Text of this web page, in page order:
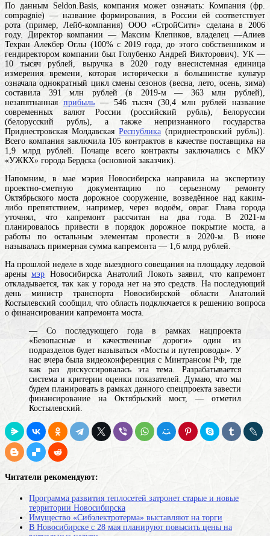
По данным Seldon.Basis, компания может означать: Компания (фр.
compagnie) — название формирования, в России ей соответствует
рота (пример, Лейб-компания) ООО «СтройСити» сделана в 2006
году. Директор компании — Максим Клепиков, владелец —Алиев
Техран Алекбер Оглы (100% с 2019 года, до этого собственником и
гендиректором компании был Голубенко Андрей Викторович). УК —
10 тысяч рублей, выручка в 2020 годувнесистемная единица
измерения времени, которая исторически в большинстве культур
означала однократный цикл смены сезонов (весна, лето, осень, зима)
составила 391 млн рублей (в 2019-м — 363 млн рублей),
незапятнанная прибыль — 546 тысяч (30,4 млн рублей название
современных валют России (российский рубль), Белоруссии
(белорусский рубль), а также непризнанного государства
Приднестровская Молдавская Республика (приднестровский рубль)).
Всего компания заключила 105 контрактов в качестве поставщика на
1,9 млрд рублей. Почаще всего контракты заключались c МКУ
«УЖКХ» города Бердска (основной заказчик).
Напомним, в мае мэрия Новосибирска направила на экспертизу
проектно-сметную документацию по серьезному ремонту
Октябрьскогомоста дорожное сооружение, возведённое над каким-
либо препятствием, например, через водоём, овраг. Глава города
уточнял, что капремонт рассчитан на два года. В 2021-м
планировалось привести в порядок дорожное покрытие моста, а
работы по остальным элементам провести в 2020-м. В июне
называлась примерная сумма капремонта — 1,6 млрд рублей.
На прошлой неделе в ходе выездного совещания на площадку ледовой
аренымэр Новосибирска Анатолий Локоть заявил, что капремонт
откладывается, так как у города нет на это средств. На последующий
день министр транспорта Новосибирской области Анатолий
Костылевский сообщил, что область подключается к решению вопроса
о финансировании капремонта моста.
— Со последующего года в рамках нацпроекта
«Безопасные и качественные дороги» один из
подразделов будет называться «Мосты и путепроводы». У
нас вчера была видеоконференция с Минтрансом РФ, где
как раз дискуссировалась эта тема. Разрабатывается
система и критерии оценки показателей. Думаю, что мы
будем планировать в рамках данного спецпроекта завести
финансирование на Октябрьский мост, — отметил
Костылевский.
Читатели рекомендуют:
Программа развития теплосетей затронет старые и новые
территории Новосибирска
Имущество «Сибэлектротерма» выставляют на торги
В Новосибирске с 28 мая планируют повысить цены на